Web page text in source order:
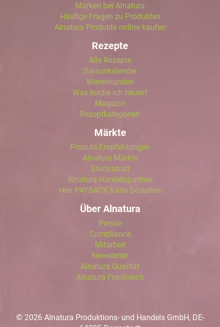
Marken bei Alnatura
Häufige Fragen zu Produkten
Alnatura Produkte online kaufen
Rezepte
Alle Rezepte
Saisonkalender
Warenkunden
Was koche ich heute?
Magazin
Rezeptkategorien
Märkte
Produkt-Empfehlungen
Alnatura Märkte
Studirabatt
Alnatura Handelspartner
Hier PAYBACK Karte bestellen
Über Alnatura
Presse
Compliance
Mitarbeit
Newsletter
Alnatura Qualität
Alnatura Frankreich
© 2026 Alnatura Produktions- und Handels GmbH, DE-